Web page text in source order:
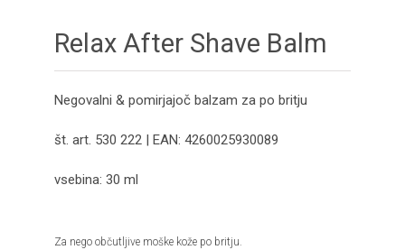
Relax After Shave Balm
Negovalni & pomirjajoč balzam za po britju
št. art. 530 222 | EAN: 4260025930089
vsebina: 30 ml
Za nego občutljive moške kože po britju.